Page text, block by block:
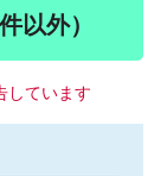
以外）
しています